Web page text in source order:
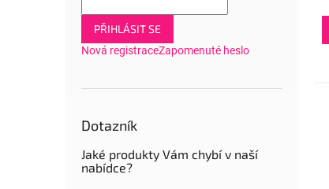
PŘIHLÁSIT SE
Nová registraceZapomenuté heslo
Dotazník
Jaké produkty Vám chybí v naší
nabídce?